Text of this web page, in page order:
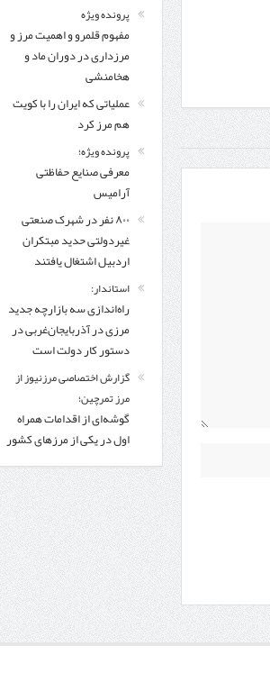
پرونده ویژه
مفهوم قلمرو و اهمیت مرز و
مرزداری در دوران ماد و
هخامنشی
عملیاتی که ایران را با کویت
هم مرز کرد
پرونده ویژه؛
معرفی صنایع حفاظتی
آرامیس
۸۰۰ نفر در شهرک صنعتی
غیردولتی حدید مبتکران
اردبیل اشتغال یافتند
استاندار:
راه‌اندازی سه بازارچه جدید
مرزی در آذربایجان‌غربی در
دستور کار دولت است
گزارش اختصاصی مرزنیوز از
مرز تمرچین؛
گوشه‌ای از اقدامات همراه
اول در یکی از مرزهای کشور